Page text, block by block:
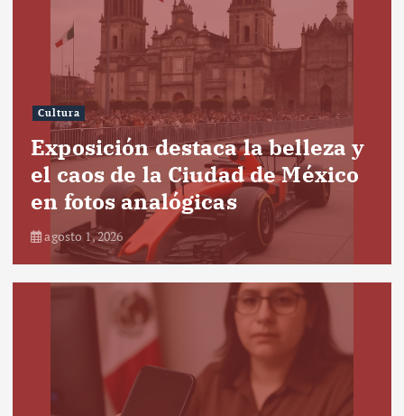
Cultura
Exposición destaca la belleza y
el caos de la Ciudad de México
en fotos analógicas
agosto 1, 2026